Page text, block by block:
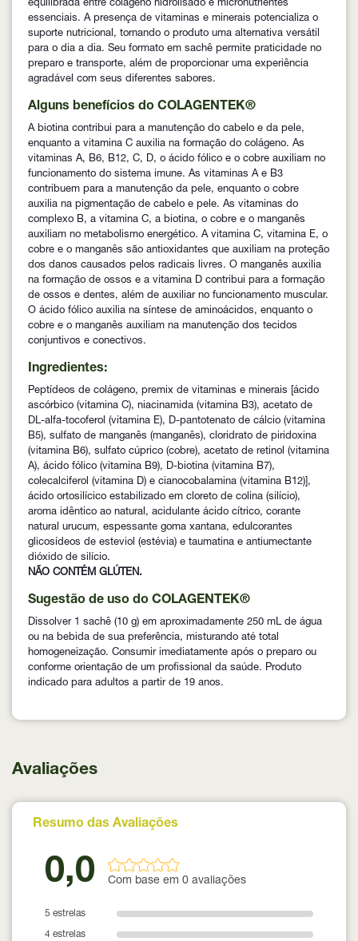
equilibrada entre colágeno hidrolisado e micronutrientes
essenciais. A presença de vitaminas e minerais potencializa o
suporte nutricional, tornando o produto uma alternativa versátil
para o dia a dia. Seu formato em sachê permite praticidade no
preparo e transporte, além de proporcionar uma experiência
agradável com seus diferentes sabores.
Alguns benefícios do COLAGENTEK®
A biotina contribui para a manutenção do cabelo e da pele,
enquanto a vitamina C auxilia na formação do colágeno. As
vitaminas A, B6, B12, C, D, o ácido fólico e o cobre auxiliam no
funcionamento do sistema imune. As vitaminas A e B3
contribuem para a manutenção da pele, enquanto o cobre
auxilia na pigmentação de cabelo e pele. As vitaminas do
complexo B, a vitamina C, a biotina, o cobre e o manganês
auxiliam no metabolismo energético. A vitamina C, vitamina E, o
cobre e o manganês são antioxidantes que auxiliam na proteção
dos danos causados pelos radicais livres. O manganês auxilia
na formação de ossos e a vitamina D contribui para a formação
de ossos e dentes, além de auxiliar no funcionamento muscular.
O ácido fólico auxilia na síntese de aminoácidos, enquanto o
cobre e o manganês auxiliam na manutenção dos tecidos
conjuntivos e conectivos.
Ingredientes:
Peptídeos de colágeno, premix de vitaminas e minerais [ácido
ascórbico (vitamina C), niacinamida (vitamina B3), acetato de
DL-alfa-tocoferol (vitamina E), D-pantotenato de cálcio (vitamina
B5), sulfato de manganês (manganês), cloridrato de piridoxina
(vitamina B6), sulfato cúprico (cobre), acetato de retinol (vitamina
A), ácido fólico (vitamina B9), D-biotina (vitamina B7),
colecalciferol (vitamina D) e cianocobalamina (vitamina B12)],
ácido ortosilícico estabilizado em cloreto de colina (silício),
aroma idêntico ao natural, acidulante ácido cítrico, corante
natural urucum, espessante goma xantana, edulcorantes
glicosídeos de esteviol (estévia) e taumatina e antiumectante
dióxido de silício.
NÃO CONTÉM GLÚTEN.
Sugestão de uso do COLAGENTEK®
Dissolver 1 sachê (10 g) em aproximadamente 250 mL de água
ou na bebida de sua preferência, misturando até total
homogeneização. Consumir imediatamente após o preparo ou
conforme orientação de um profissional da saúde. Produto
indicado para adultos a partir de 19 anos.
Avaliações
Resumo das Avaliações
0,0 Com base em 0 avaliações
5 estrelas
4 estrelas